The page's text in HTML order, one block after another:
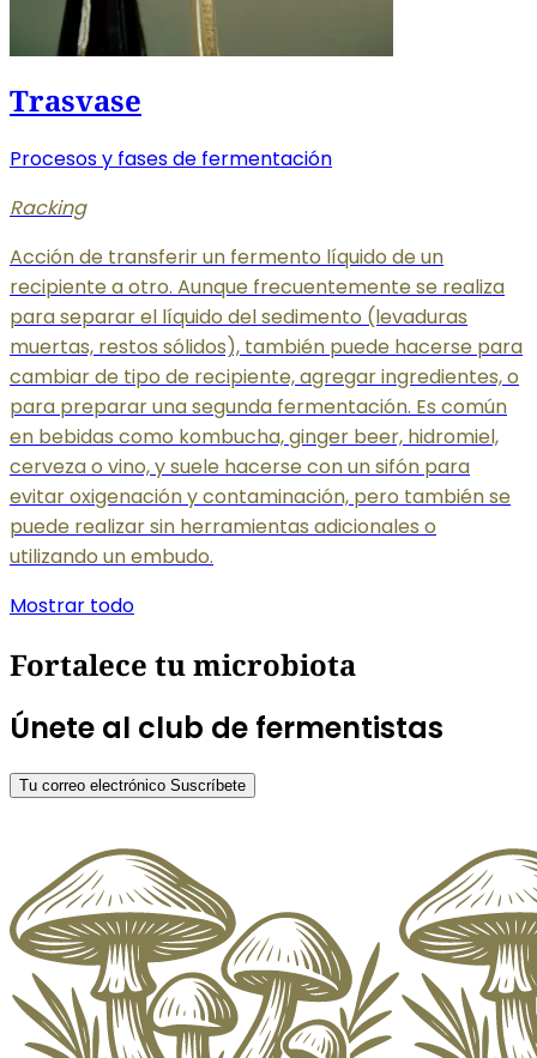
Trasvase
Procesos y fases de fermentación
Racking
Acción de transferir un fermento líquido de un
recipiente a otro. Aunque frecuentemente se realiza
para separar el líquido del sedimento (levaduras
muertas, restos sólidos), también puede hacerse para
cambiar de tipo de recipiente, agregar ingredientes, o
para preparar una segunda fermentación. Es común
en bebidas como kombucha, ginger beer, hidromiel,
cerveza o vino, y suele hacerse con un sifón para
evitar oxigenación y contaminación, pero también se
puede realizar sin herramientas adicionales o
utilizando un embudo.
Mostrar todo
Fortalece tu microbiota
Únete al club de fermentistas
Tu correo electrónico Suscríbete